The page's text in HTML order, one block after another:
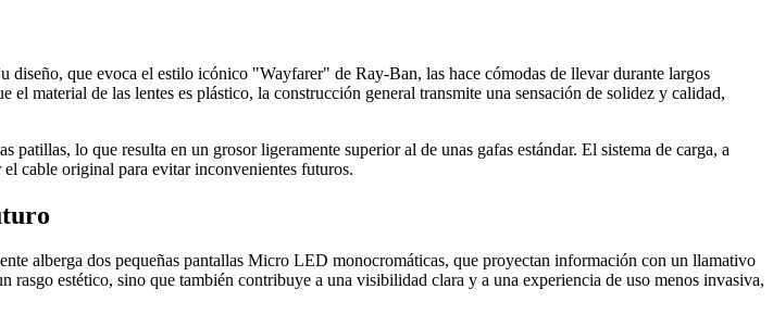
que evoca el estilo icónico "Wayfarer" de Ray-Ban, las hace cómodas de llevar durante largos
material de las lentes es plástico, la construcción general transmite una sensación de solidez y calidad,
lo que resulta en un grosor ligeramente superior al de unas gafas estándar. El sistema de carga, a
cable original para evitar inconvenientes futuros.
alberga dos pequeñas pantallas Micro LED monocromáticas, que proyectan información con un llamativo
estético, sino que también contribuye a una visibilidad clara y a una experiencia de uso menos invasiva,